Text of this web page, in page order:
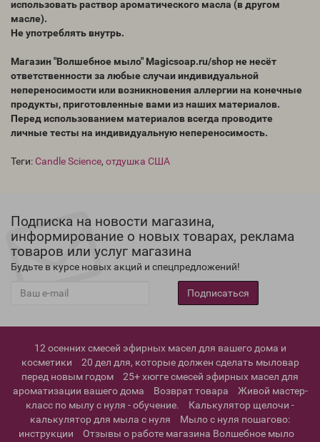
использовать раствор ароматического масла (в другом
масле).
Не употреблять внутрь.
Магазин "Волшебное мыло" Magicsoap.ru/shop не несёт
ответственности за любые случаи индивидуальной
непереносимости или возникновения аллергии на конечные
продукты, приготовленные вами из наших материалов.
Перед использованием материалов всегда проводите
личные тесты на индивидуальную непереносимость.
Теги:Candle Science, отдушка США
Подписка на новости магазина,
информирование о новых товарах, реклама
товаров или услуг магазина
Будьте в курсе новых акций и спецпредложений!
Подписаться
12 осенних смесей эфирных масел для вашего дома и
косметики
20 дел для, которые должен сделать мыловар
перед новым годом
25+ хюгге смесей эфирных масел для
ароматизации вашего дома
Возврат товара
Живой мастер-
класс по мылу с нуля - обучение.
Калькулятор щелочи -
калькулятор для мыла с нуля
Мыло с нуля пошагово:
инструкции
Отзывы о работе магазина Волшебное мыло